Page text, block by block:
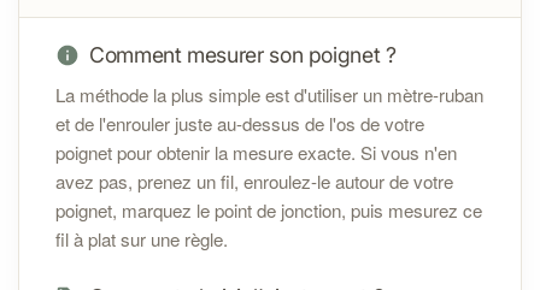
Sécurité :
Comment mesurer son poignet ?
La méthode la plus simple est d'utiliser un mètre-ruban
et de l'enrouler juste au-dessus de l'os de votre
poignet pour obtenir la mesure exacte. Si vous n'en
avez pas, prenez un fil, enroulez-le autour de votre
poignet, marquez le point de jonction, puis mesurez ce
fil à plat sur une règle.